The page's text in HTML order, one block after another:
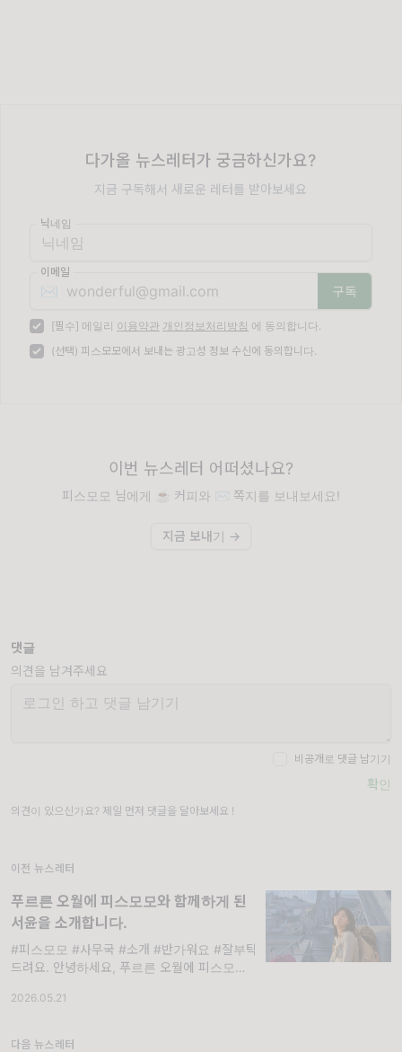
다가올 뉴스레터가 궁금하신가요?
지금 구독해서 새로운 레터를 받아보세요
닉네임
이메일
✉️
[필수] 메일리 이용약관 개인정보처리방침 에 동의합니다.
(선택) 피스모모에서 보내는 광고성 정보 수신에 동의합니다.
이번 뉴스레터 어떠셨나요?
피스모모 님에게 ☕️ 커피와 ✉️ 쪽지를 보내보세요!
지금 보내기 →
댓글
의견을 남겨주세요
비공개로 댓글 남기기
확인
의견이 있으신가요? 제일 먼저 댓글을 달아보세요 !
이전 뉴스레터
푸르른 오월에 피스모모와 함께하게 된
서윤을 소개합니다.
#피스모모 #사무국 #소개 #반가워요 #잘부탁
드려요. 안녕하세요, 푸르른 오월에 피스모모와
함께하게 되었을 때까지만 해도 2026년이 낯
이하게
2026.05.21
다음 뉴스레터